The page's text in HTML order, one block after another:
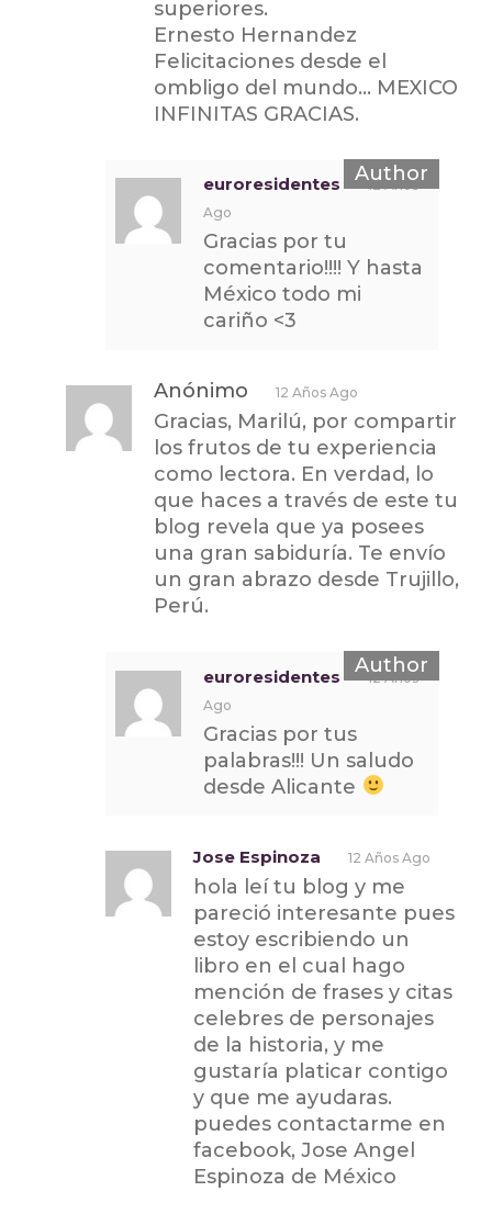
superiores.
Ernesto Hernandez
Felicitaciones desde el
ombligo del mundo… MEXICO
INFINITAS GRACIAS.
euroresidentes
12 Años
Ago
Gracias por tu
comentario!!!! Y hasta
México todo mi
cariño <3
Anónimo 12 Años Ago
Gracias, Marilú, por compartir
los frutos de tu experiencia
como lectora. En verdad, lo
que haces a través de este tu
blog revela que ya posees
una gran sabiduría. Te envío
un gran abrazo desde Trujillo,
Perú.
euroresidentes
12 Años
Ago
Gracias por tus
palabras!!! Un saludo
desde Alicante
Jose Espinoza 12 Años Ago
hola leí tu blog y me
pareció interesante pues
estoy escribiendo un
libro en el cual hago
mención de frases y citas
celebres de personajes
de la historia, y me
gustaría platicar contigo
y que me ayudaras.
puedes contactarme en
facebook, Jose Angel
Espinoza de México